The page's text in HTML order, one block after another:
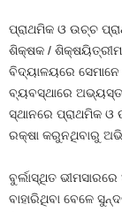
ପ୍ରାଥମିକ ଓ ଉଚ୍ଚ
ଶିକ୍ଷକ /
ବିଦ୍ୟାଳୟରେ ସେମାନେ
ବ୍ୟବସ୍ଥାରେ
ସ୍ଥାନରେ ପ୍ରାଥମିକ ଓ
ରକ୍ଷା କରୁନଥିବାରୁ
ବୁର୍ଲାସ୍ଥିତ
ବାହାରିଥିବା ବେଳେ